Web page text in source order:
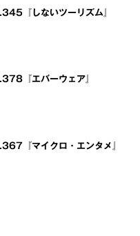
『しないツーリズム』
『エバーウェア』
『マイクロ・エンタメ』